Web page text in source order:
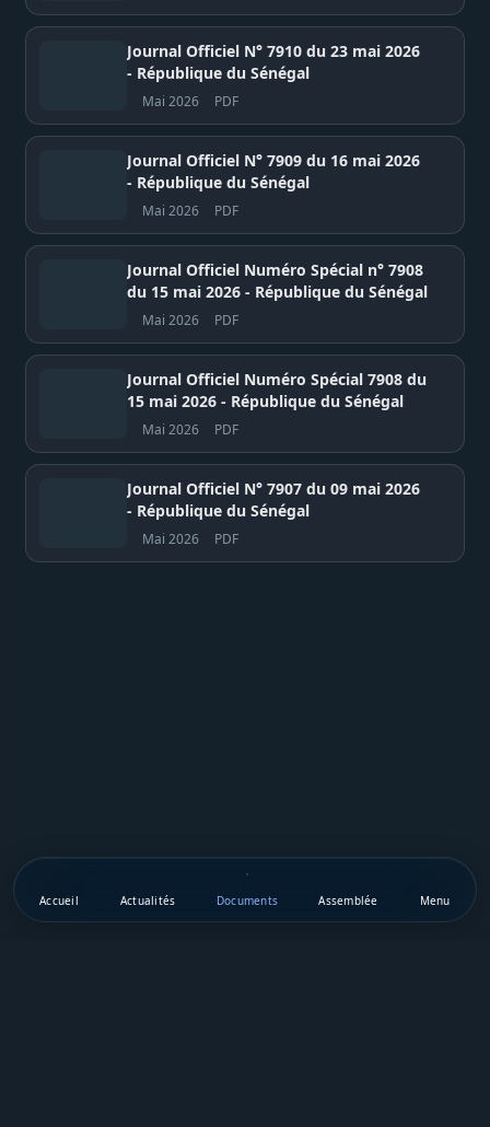
Journal Officiel N° 7910 du 23 mai 2026
- République du Sénégal
Mai 2026 PDF
Journal Officiel N° 7909 du 16 mai 2026
- République du Sénégal
Mai 2026 PDF
Journal Officiel Numéro Spécial n° 7908
du 15 mai 2026 - République du Sénégal
Mai 2026 PDF
Journal Officiel Numéro Spécial 7908 du
15 mai 2026 - République du Sénégal
Mai 2026 PDF
Journal Officiel N° 7907 du 09 mai 2026
- République du Sénégal
Mai 2026 PDF
Accueil Actualités Documents Assemblée Menu